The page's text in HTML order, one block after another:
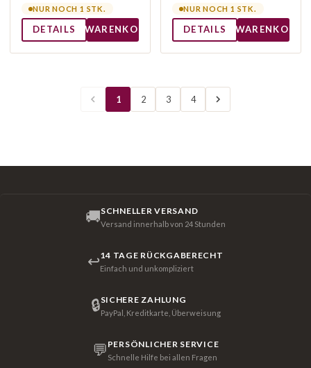
NUR NOCH 1 STK.
DETAILS WARENKORB
NUR NOCH 1 STK.
DETAILS WARENKORB
1 2 3 4
🚚SCHNELLER VERSAND
Versand innerhalb von 24 Stunden
↩14 TAGE RÜCKGABERECHT
Einfach und unkompliziert
🔒SICHERE ZAHLUNG
PayPal, Kreditkarte, Überweisung
💬 PERSÖNLICHER SERVICE
Schnelle Hilfe bei allen Fragen